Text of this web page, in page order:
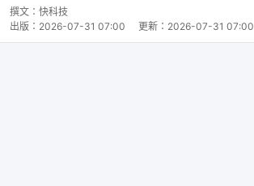
撰文： 快科技
出版： 2026-07-31 07:00 更新： 2026-07-31 07:00